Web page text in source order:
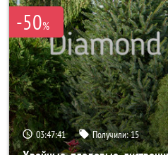
-50%
03:47:40 Получили:15